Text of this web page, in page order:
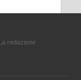
redazione